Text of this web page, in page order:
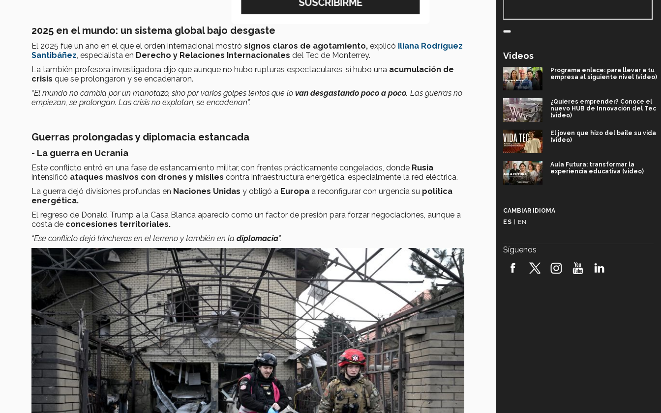
2025 en el mundo: un sistema global bajo desgaste
El 2025 fue un año en el que el orden internacional mostró signos claros de agotamiento, explicó Iliana Rodríguez
Santibáñez, especialista en Derecho y Relaciones Internacionales del Tec de Monterrey.
La también profesora investigadora dijo que aunque no hubo rupturas espectaculares, sí hubo una acumulación de
crisis que se prolongaron y se encadenaron.
“El mundo no cambia por un manotazo, sino por varios golpes lentos que lo van desgastando poco a poco. Las guerras no
empiezan, se prolongan. Las crisis no explotan, se encadenan”.
Guerras prolongadas y diplomacia estancada
- La guerra en Ucrania
Este conflicto entró en una fase de estancamiento militar, con frentes prácticamente congelados, donde Rusia
intensificó ataques masivos con drones y misiles contra infraestructura energética, especialmente la red eléctrica.
La guerra dejó divisiones profundas en Naciones Unidas y obligó a Europa a reconfigurar con urgencia su política
energética.
El regreso de Donald Trump a la Casa Blanca apareció como un factor de presión para forzar negociaciones, aunque a
costa de concesiones territoriales.
“Ese conflicto dejó trincheras en el terreno y también en la diplomacia”.
Videos
Programa enlace: para llevar a tu
empresa al siguiente nivel (video)
¿Quieres emprender? Conoce el
nuevo HUB de Innovación del Tec
(video)
El joven que hizo del baile su vida
(video)
Aula Futura: transformar la
experiencia educativa (video)
robótica FIRST 2026! (video)
CAMBIAR IDIOMA
ES | EN
Síguenos